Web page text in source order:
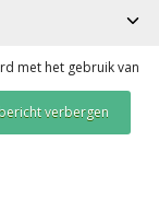
InStijl Media
met het gebruik van
verbergen